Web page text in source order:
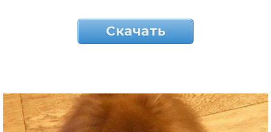
Скачать